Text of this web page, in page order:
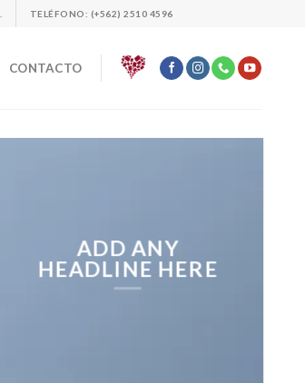
TELÉFONO: (+562) 2510 4596
CONTACTO
ADD ANY
HEADLINE HERE